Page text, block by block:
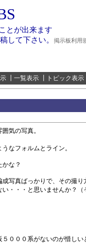
とが出来ます
して下さい。
掲示板利用
一覧表示 トピック表示
気の写真。
なフォルムとライン。
な？
写真ばっかりで、その撮り
・・・と思いませんか？（
０００系がないのが惜しい